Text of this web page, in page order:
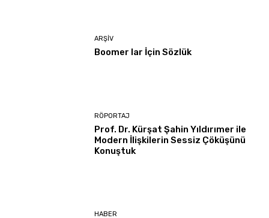
ARŞIV
Boomer lar İçin Sözlük
RÖPORTAJ
Prof. Dr. Kürşat Şahin Yıldırımer ile
Modern İlişkilerin Sessiz Çöküşünü
Konuştuk
HABER